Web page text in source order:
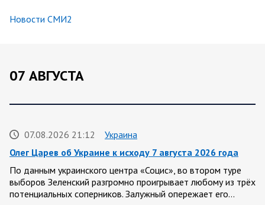
Новости СМИ2
07 АВГУСТА
07.08.2026 21:12
Украина
Олег Царев об Украине к исходу 7 августа 2026 года
По данным украинского центра «Социс», во втором туре
выборов Зеленский разгромно проигрывает любому из трёх
потенциальных соперников. Залужный опережает его…